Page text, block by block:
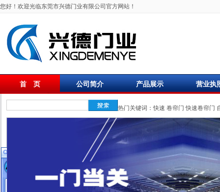
您好！欢迎光临东莞市兴德门业有限公司官方网站！
首 页 公司简介 产品展示 营业执
热门关键词：快速 卷帘门 快速卷帘门